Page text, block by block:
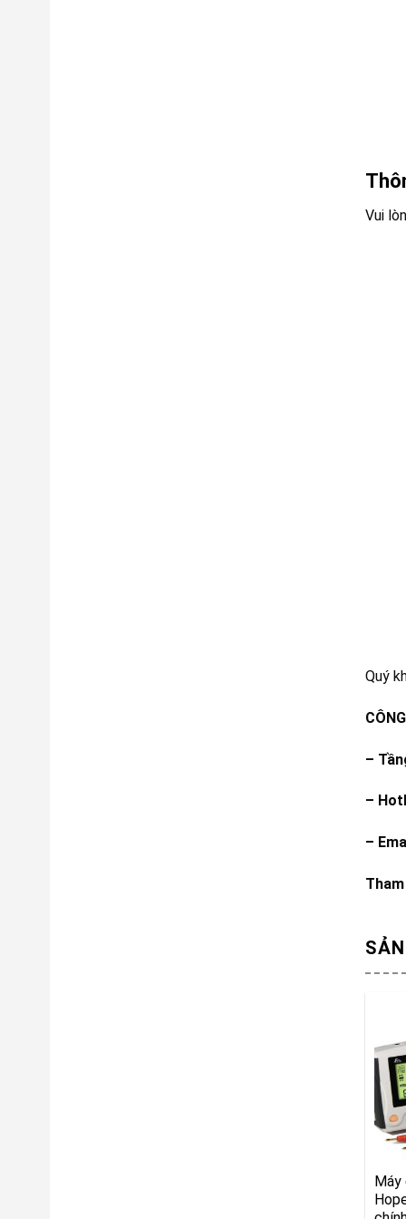
Vui
Quý
–
–
–
Máy